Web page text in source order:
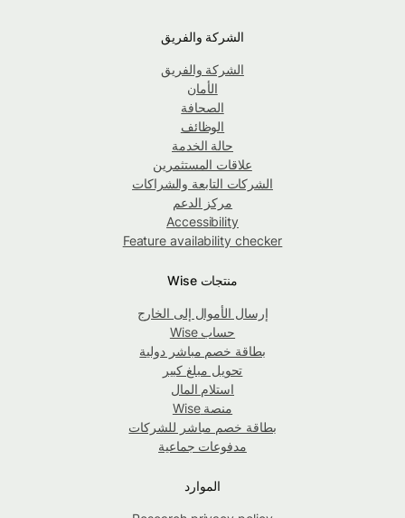
الشركة والفريق
الشركة والفريق
الأمان
الصحافة
الوظائف
حالة الخدمة
علاقات المستثمرين
الشركات التابعة والشراكات
مركز الدعم
Accessibility
Feature availability checker
منتجات Wise
إرسال الأموال إلى الخارج
حساب Wise
بطاقة خصم مباشر دولية
تحويل مبلغ كبير
استلام المال
منصة Wise
بطاقة خصم مباشر للشركات
مدفوعات جماعية
الموارد